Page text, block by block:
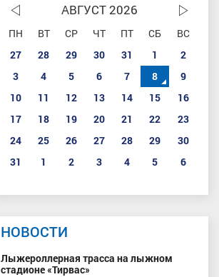
АВГУСТ 2026
ПН ВТ СР ЧТ ПТ СБ
ВС
27
28 29 30 31 1
2
3
4 5 6 7 8
9
10
11 12 13 14 15
16
17
18 19 20 21 22
23
24
25 26 27 28 29
30
31
1 2 3 4 5 6
НОВОСТИ
Лыжероллерная трасса на лыжном
стадионе «Тирвас»